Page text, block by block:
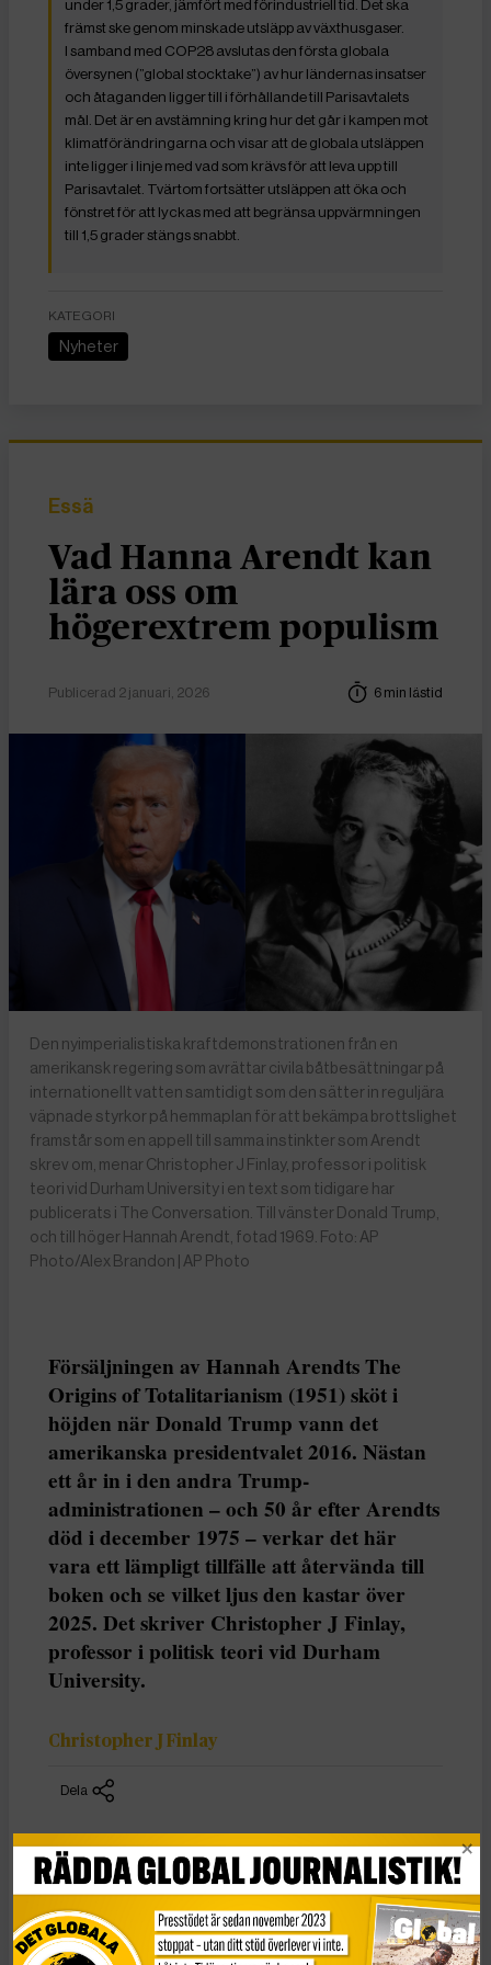
under 1,5 grader, jämfört med förindustriell tid. Det ska
främst ske genom minskade utsläpp av växthusgaser.
I samband med COP28 avslutas den första globala
översynen (”global stocktake”) av hur ländernas insatser
och åtaganden ligger till i förhållande till Parisavtalets
mål. Det är en avstämning kring hur det går i kampen mot
klimatförändringarna och visar att de globala utsläppen
inte ligger i linje med vad som krävs för att leva upp till
Parisavtalet. Tvärtom fortsätter utsläppen att öka och
fönstret för att lyckas med att begränsa uppvärmningen
till 1,5 grader stängs snabbt.
KATEGORI
Nyheter
Essä
Vad Hanna Arendt kan
lära oss om
högerextrem populism
Publicerad 2 januari, 2026 6 min lästid
Den nyimperialistiska kraftdemonstrationen från en
amerikansk regering som avrättar civila båtbesättningar på
internationellt vatten samtidigt som den sätter in reguljära
väpnade styrkor på hemmaplan för att bekämpa brottslighet
framstår som en appell till samma instinkter som Arendt
skrev om, menar Christopher J Finlay, professor i politisk
teori vid Durham University i en text som tidigare har
publicerats i The Conversation. Till vänster Donald Trump,
och till höger Hannah Arendt, fotad 1969. Foto: AP
Photo/Alex Brandon | AP Photo
Försäljningen av Hannah Arendts The
Origins of Totalitarianism (1951) sköt i
höjden när Donald Trump vann det
amerikanska presidentvalet 2016. Nästan
ett år in i den andra Trump-
administrationen – och 50 år efter Arendts
död i december 1975 – verkar det här
vara ett lämpligt tillfälle att återvända till
boken och se vilket ljus den kastar över
2025. Det skriver Christopher J Finlay,
professor i politisk teori vid Durham
University.
Christopher J Finlay
Dela
Den här texten har publicerats i The Conversationunder
en Creative Commons-licens och har översatts till
svenska av Tidningen Globals redaktion med hjälp av
AI.